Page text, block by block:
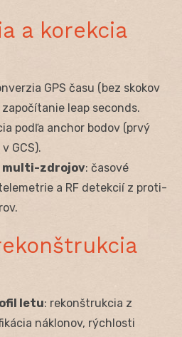
a korekcia
GPS času (bez skokov
započítanie leap seconds.
podľa anchor bodov (prvý
GCS).
multi-zdrojov: časové
a RF detekcií z proti-
letu: rekonštrukcia z
náklonov, rýchlosti